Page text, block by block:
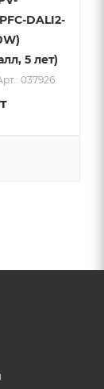
DALI2-
5 лет)
037926